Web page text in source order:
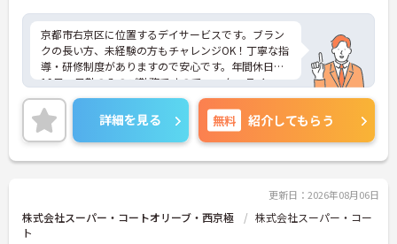
京都市右京区に位置するデイサービスです。ブラン
クの長い方、未経験の方もチャレンジOK！丁寧な指
導・研修制度がありますので安心です。年間休日は1
19日、日勤のみのご勤務ですのでワーク・ライフ・
バランスも実現しやすいです。ご興味ある方には、
面接対策ポイントなど、さらに詳細をお話しいたし
ますのでお気軽にご相談ください！
詳細を見る 無料 紹介してもらう
更新日：2026年08月06日
株式会社スーパー・コートオリーブ・西京極
株式会社スーパー・コー
ト